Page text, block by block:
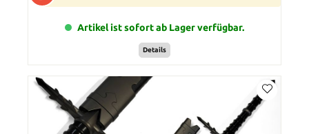
Artikel ist sofort ab Lager verfügbar.
Details